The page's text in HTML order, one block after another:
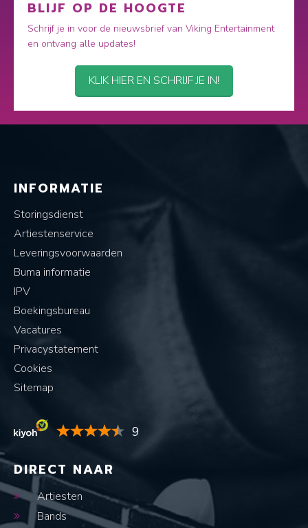
BLIJF OP DE HOOGTE
Schrijf je in voor de nieuwsbrief van Viking Entertainment
en ontvang alle updates!
KLIK HIER EN SCHRIJF JE IN!
INFORMATIE
Storingsdienst
Artiestenservice
Leveringsvoorwaarden
Buma informatie
IPV
Boekingsbureau
Vacatures
Privacystatement
Cookies
Sitemap
9
DIRECT NAAR
Artiesten
Bands